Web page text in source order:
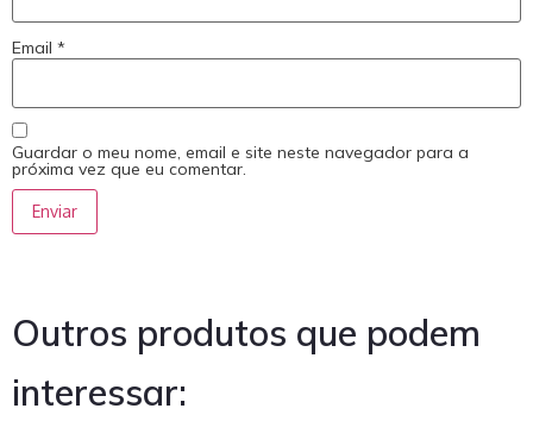
Email *
Guardar o meu nome, email e site neste navegador para a
próxima vez que eu comentar.
Outros produtos que podem
interessar: